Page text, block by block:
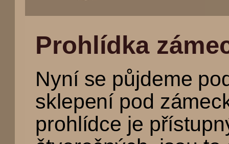
(Přejít
navigaci)
Prohlídka
Nyní se půjdeme
sklepení pod
prohlídce je